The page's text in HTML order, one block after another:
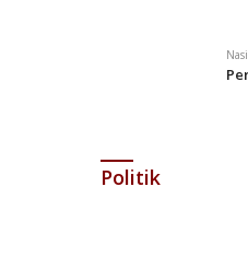
Politik